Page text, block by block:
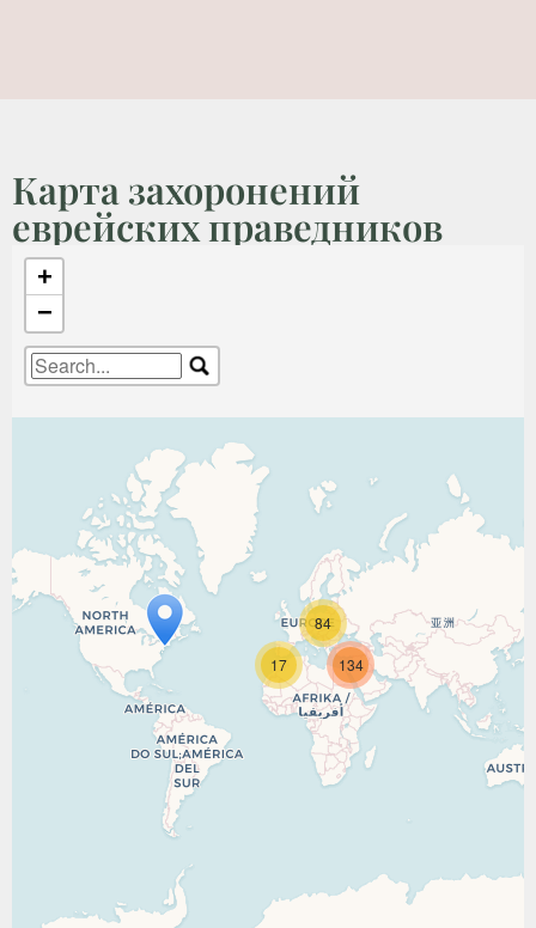
Карта захоронений
еврейских праведников
Travelers' Map is loading...
If you see this after your page is loaded
completely, leafletJS files are missing.
17
84
134
+
−